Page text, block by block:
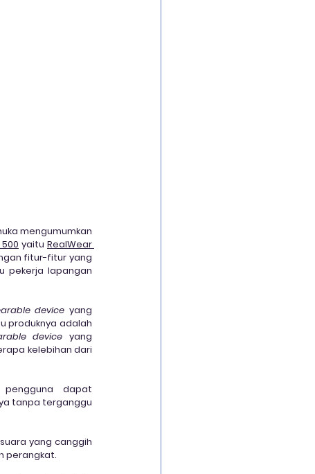
mengumumkan
yaitu RealWear
fitur-fitur yang
pekerja lapangan
device yang
device yang
dapat
tanpa terganggu
yang canggih
perangkat.